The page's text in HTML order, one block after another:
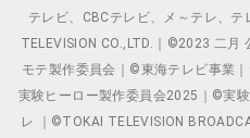
テレビ、CBCテレビ、メ～テレ、
TELEVISION CO.,LTD.｜©2023 二月
モテ製作委員会｜©東海テレビ事業
実験ヒーロー製作委員会2025｜©実
レ ｜©TOKAI TELEVISION